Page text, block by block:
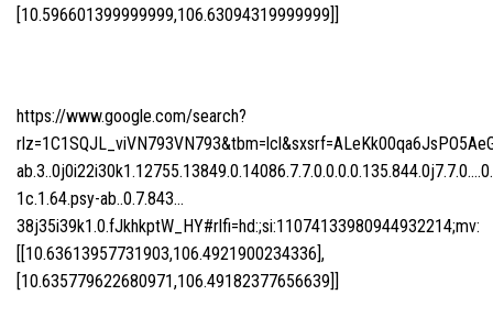
[10.596601399999999,106.63094319999999]]
https://www.google.com/search?
1c.1.64.psy-ab..0.7.843…
38j35i39k1.0.fJkhkptW_HY#rlfi=hd:;si:11074133980944932214;mv:
[[10.63613957731903,106.4921900234336],
[10.635779622680971,106.49182377656639]]